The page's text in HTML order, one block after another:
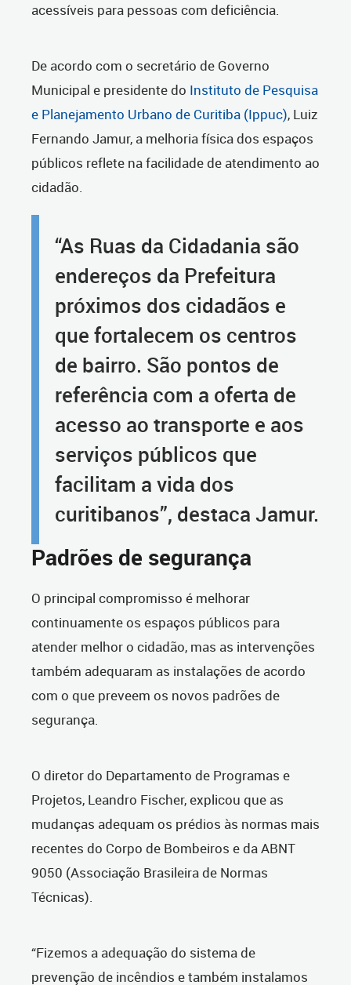
acessíveis para pessoas com deficiência.
De acordo com o secretário de Governo
Municipal e presidente do Instituto de Pesquisa
e Planejamento Urbano de Curitiba (Ippuc), Luiz
Fernando Jamur, a melhoria física dos espaços
públicos reflete na facilidade de atendimento ao
cidadão.
“As Ruas da Cidadania são
endereços da Prefeitura
próximos dos cidadãos e
que fortalecem os centros
de bairro. São pontos de
referência com a oferta de
acesso ao transporte e aos
serviços públicos que
facilitam a vida dos
curitibanos”, destaca Jamur.
Padrões de segurança
O principal compromisso é melhorar
continuamente os espaços públicos para
atender melhor o cidadão, mas as intervenções
também adequaram as instalações de acordo
com o que preveem os novos padrões de
segurança.
O diretor do Departamento de Programas e
Projetos, Leandro Fischer, explicou que as
mudanças adequam os prédios às normas mais
recentes do Corpo de Bombeiros e da ABNT
9050 (Associação Brasileira de Normas
Técnicas).
“Fizemos a adequação do sistema de
prevenção de incêndios e também instalamos